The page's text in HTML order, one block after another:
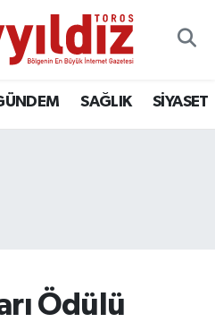
SAĞLIK SİYASET
Ödülü